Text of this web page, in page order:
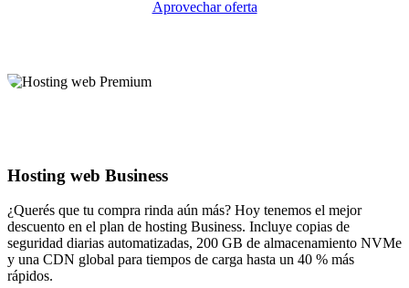
Aprovechar oferta
Hosting web Business
¿Querés que tu compra rinda aún más? Hoy tenemos el mejor
descuento en el plan de hosting Business. Incluye copias de
seguridad diarias automatizadas, 200 GB de almacenamiento NVMe
y una CDN global para tiempos de carga hasta un 40 % más
rápidos.